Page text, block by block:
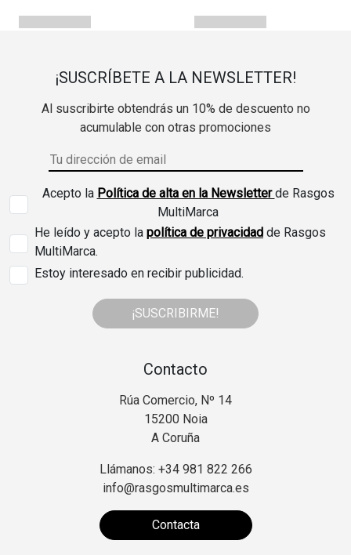
¡SUSCRÍBETE A LA NEWSLETTER!
Al suscribirte obtendrás un 10% de descuento no
acumulable con otras promociones
Acepto la Política de alta en la Newsletterde Rasgos
MultiMarca
He leído y acepto la política de privacidad de Rasgos
MultiMarca.
Estoy interesado en recibir publicidad.
¡SUSCRIBIRME!
Contacto
Rúa Comercio, Nº 14
15200 Noia
A Coruña
Llámanos: +34 981 822 266
info@rasgosmultimarca.es
Contacta